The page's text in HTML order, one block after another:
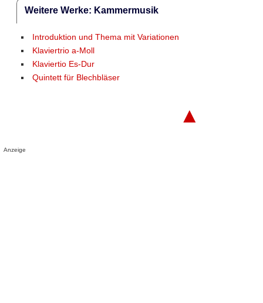
Weitere Werke: Kammermusik
Introduktion und Thema mit Variationen
Klaviertrio a-Moll
Klaviertio Es-Dur
Quintett für Blechbläser
▲
Anzeige